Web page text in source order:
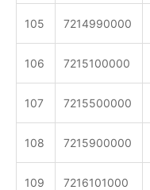
105 7214990000
106 7215100000
107 7215500000
108 7215900000
109 7216101000